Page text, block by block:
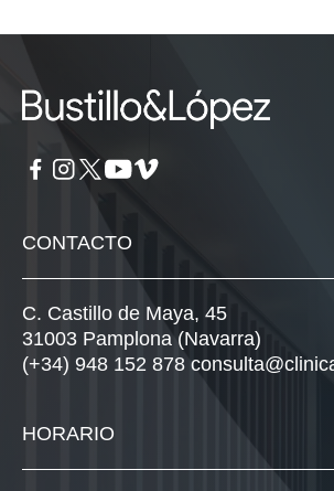
CONTACTO
C. Castillo de Maya, 45
31003 Pamplona (Navarra)
(+34) 948 152 878
HORARIO